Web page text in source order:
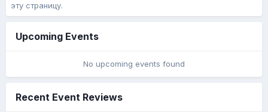
эту страницу.
Upcoming Events
No upcoming events found
Recent Event Reviews